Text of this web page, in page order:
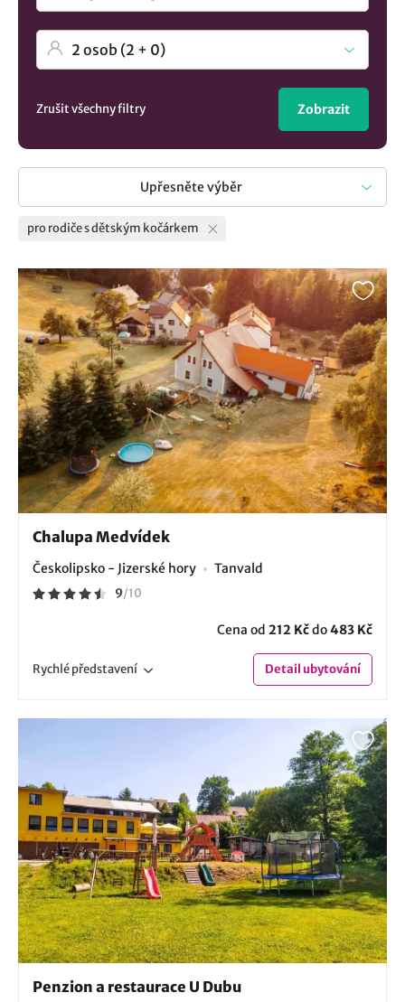
Zrušit všechny filtry Zobrazit
Upřesněte výběr
pro rodiče s dětským kočárkem
Chalupa Medvídek
Českolipsko - Jizerské hory Tanvald
9/10
Cena od 212 Kčdo483 Kč
Rychlépředstavení Detailubytování
Penzion a restaurace U Dubu